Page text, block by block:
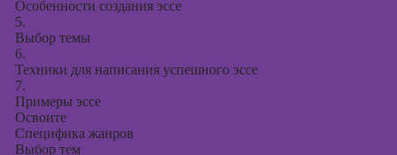
Особенности создания эссе
5.
Выбор темы
6.
Техники для написания успешного эссе
7.
Примеры эссе
Освоите
Специфика жанров
Выбор тем